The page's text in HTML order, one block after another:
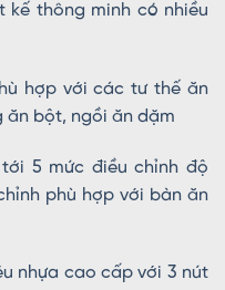
kế thông minh có nhiều
hợp với các tư thế ăn
ăn bột, ngồi ăn dặm
5 mức điều chỉnh độ
phù hợp với bàn ăn
nhựa cao cấp với 3 nút